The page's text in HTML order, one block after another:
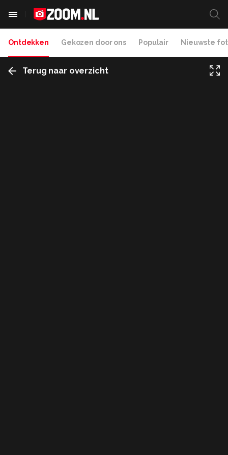
Ontdekken Gekozen door ons Populair Nieuwste
Terug naar overzicht